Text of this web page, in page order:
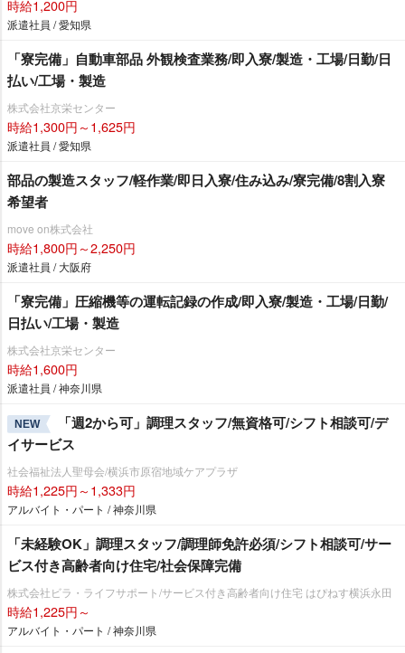
時給1,200円
派遣社員 / 愛知県
「寮完備」自動車部品 外観検査業務/即入寮/製造・工場/日勤/日
払い/工場・製造
株式会社京栄センター
時給1,300円～1,625円
派遣社員 / 愛知県
部品の製造スタッフ/軽作業/即日入寮/住み込み/寮完備/8割入寮
希望者
move on株式会社
時給1,800円～2,250円
派遣社員 / 大阪府
「寮完備」圧縮機等の運転記録の作成/即入寮/製造・工場/日勤/
日払い/工場・製造
株式会社京栄センター
時給1,600円
派遣社員 / 神奈川県
NEW
「週2から可」調理スタッフ/無資格可/シフト相談可/デ
イサービス
社会福祉法人聖母会/横浜市原宿地域ケアプラザ
時給1,225円～1,333円
アルバイト・パート / 神奈川県
「未経験OK」調理スタッフ/調理師免許必須/シフト相談可/サー
ビス付き高齢者向け住宅/社会保障完備
株式会社ビラ・ライフサポート/サービス付き高齢者向け住宅 はぴねす横浜永田
時給1,225円～
アルバイト・パート / 神奈川県